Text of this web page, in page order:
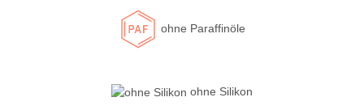
ohne Paraffinöle
ohne Silikon